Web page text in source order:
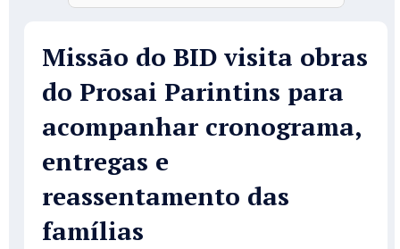
Missão do BID visita obras
do Prosai Parintins para
acompanhar cronograma,
entregas e
reassentamento das
famílias